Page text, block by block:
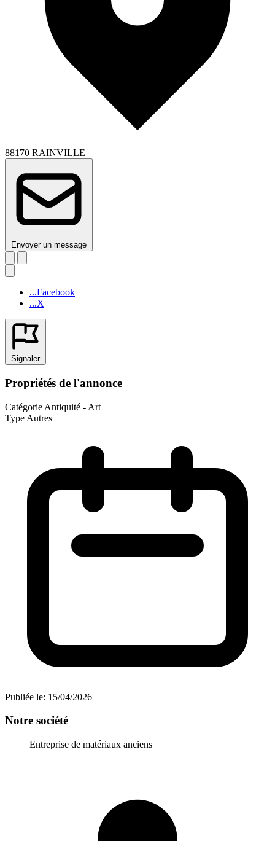
88170 RAINVILLE
Envoyer un message
...Facebook
...X
Signaler
Propriétés de l'annonce
Catégorie Antiquité - Art
Type Autres
Publiée le: 15/04/2026
Notre société
Entreprise de matériaux anciens